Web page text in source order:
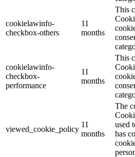
cookielawinfo-
checkbox-others
11
months
This
cookielawinfo-
checkbox-
performance
11
months
This
viewed_cookie_policy
11
months
The
used
has